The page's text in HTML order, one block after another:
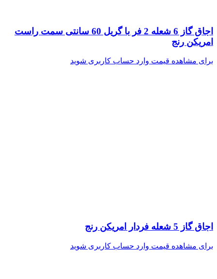
اجاق گاز 6 شعله 2 فر با گریل 60 سانتی سمت راست
امریکن رنج
برای مشاهده قیمت وارد حساب کاربری شوید
اجاق گاز 5 شعله فردار امریکن رنج
برای مشاهده قیمت وارد حساب کاربری شوید